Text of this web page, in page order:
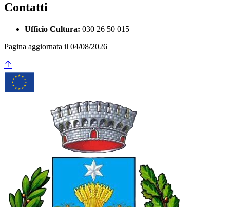
Contatti
Ufficio Cultura: 030 26 50 015
Pagina aggiornata il 04/08/2026